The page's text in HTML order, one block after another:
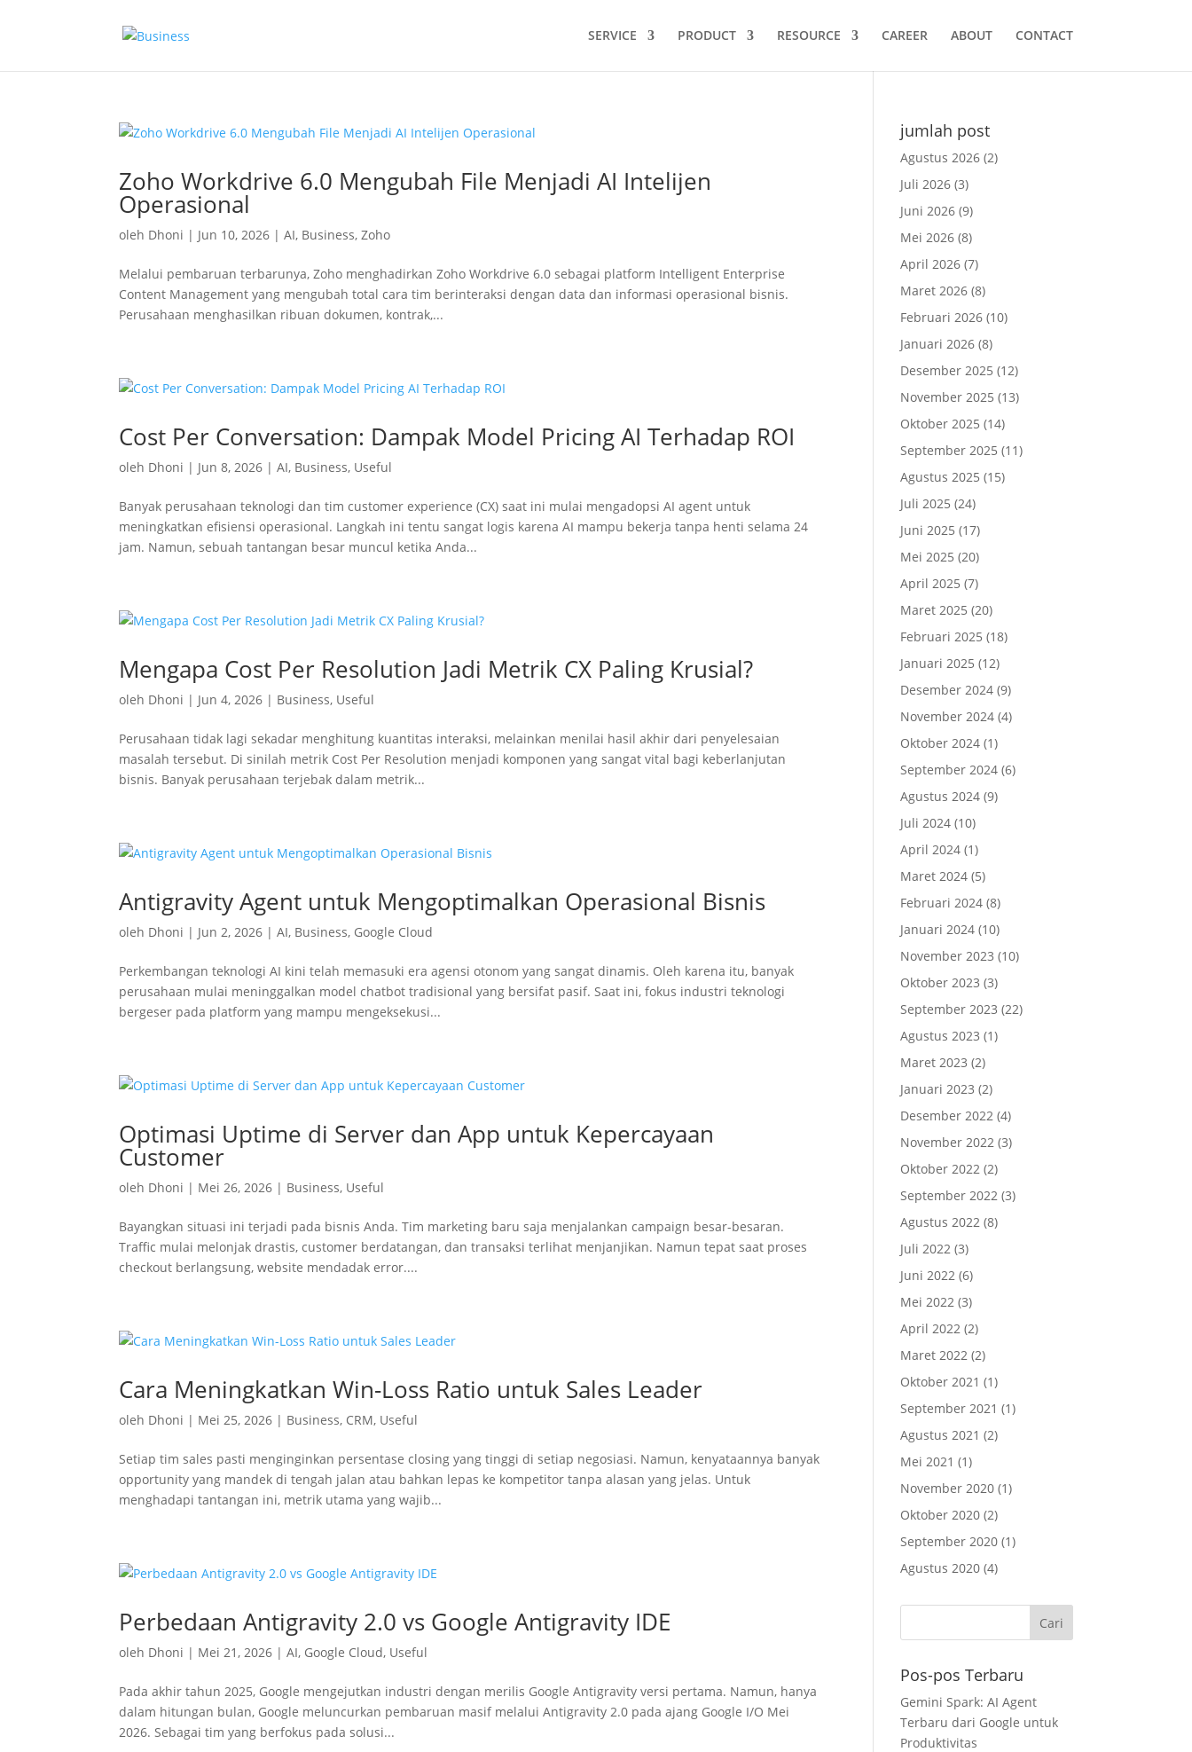
SERVICE PRODUCT RESOURCE CAREER ABOUT CONTACT
Zoho Workdrive 6.0 Mengubah File Menjadi AI Intelijen
Operasional
oleh Dhoni | Jun 10, 2026 |AI, Business,Zoho
Melalui pembaruan terbarunya, Zoho menghadirkan Zoho Workdrive 6.0 sebagai platform Intelligent Enterprise
Content Management yang mengubah total cara tim berinteraksi dengan data dan informasi operasional bisnis.
Perusahaan menghasilkan ribuan dokumen, kontrak,...
Cost Per Conversation: Dampak Model Pricing AI Terhadap ROI
oleh Dhoni | Jun 8, 2026 |AI, Business, Useful
Banyak perusahaan teknologi dan tim customer experience (CX) saat ini mulai mengadopsi AI agent untuk
meningkatkan efisiensi operasional. Langkah ini tentu sangat logis karena AI mampu bekerja tanpa henti selama 24
jam. Namun, sebuah tantangan besar muncul ketika Anda...
Mengapa Cost Per Resolution Jadi Metrik CX Paling Krusial?
oleh Dhoni | Jun 4, 2026 | Business, Useful
Perusahaan tidak lagi sekadar menghitung kuantitas interaksi, melainkan menilai hasil akhir dari penyelesaian
masalah tersebut. Di sinilah metrik Cost Per Resolution menjadi komponen yang sangat vital bagi keberlanjutan
bisnis. Banyak perusahaan terjebak dalam metrik...
Antigravity Agent untuk Mengoptimalkan Operasional Bisnis
oleh Dhoni | Jun 2, 2026 |AI, Business, Google Cloud
Perkembangan teknologi AI kini telah memasuki era agensi otonom yang sangat dinamis. Oleh karena itu, banyak
perusahaan mulai meninggalkan model chatbot tradisional yang bersifat pasif. Saat ini, fokus industri teknologi
bergeser pada platform yang mampu mengeksekusi...
Optimasi Uptime di Server dan App untuk Kepercayaan
Customer
oleh Dhoni | Mei 26, 2026 | Business, Useful
Bayangkan situasi ini terjadi pada bisnis Anda. Tim marketing baru saja menjalankan campaign besar-besaran.
Traffic mulai melonjak drastis, customer berdatangan, dan transaksi terlihat menjanjikan. Namun tepat saat proses
checkout berlangsung, website mendadak error....
Cara Meningkatkan Win-Loss Ratio untuk Sales Leader
oleh Dhoni | Mei 25, 2026 | Business, CRM, Useful
Setiap tim sales pasti menginginkan persentase closing yang tinggi di setiap negosiasi. Namun, kenyataannya banyak
opportunity yang mandek di tengah jalan atau bahkan lepas ke kompetitor tanpa alasan yang jelas. Untuk
menghadapi tantangan ini, metrik utama yang wajib...
Perbedaan Antigravity 2.0 vs Google Antigravity IDE
oleh Dhoni | Mei 21, 2026 |AI, Google Cloud, Useful
Pada akhir tahun 2025, Google mengejutkan industri dengan merilis Google Antigravity versi pertama. Namun, hanya
dalam hitungan bulan, Google meluncurkan pembaruan masif melalui Antigravity 2.0 pada ajang Google I/O Mei
2026. Sebagai tim yang berfokus pada solusi...
jumlah post
Agustus 2026 (2)
Juli 2026 (3)
Juni 2026 (9)
Mei 2026 (8)
April 2026 (7)
Maret 2026 (8)
Februari 2026 (10)
Januari 2026 (8)
Desember 2025 (12)
November 2025 (13)
Oktober 2025 (14)
September 2025 (11)
Agustus 2025 (15)
Juli 2025 (24)
Juni 2025 (17)
Mei 2025 (20)
April 2025 (7)
Maret 2025 (20)
Februari 2025 (18)
Januari 2025 (12)
Desember 2024 (9)
November 2024 (4)
Oktober 2024 (1)
September 2024 (6)
Agustus 2024 (9)
Juli 2024 (10)
April 2024 (1)
Maret 2024 (5)
Februari 2024 (8)
Januari 2024 (10)
November 2023 (10)
Oktober 2023 (3)
September 2023 (22)
Agustus 2023 (1)
Maret 2023 (2)
Januari 2023 (2)
Desember 2022 (4)
November 2022 (3)
Oktober 2022 (2)
September 2022 (3)
Agustus 2022 (8)
Juli 2022 (3)
Juni 2022 (6)
Mei 2022 (3)
April 2022 (2)
Maret 2022 (2)
Oktober 2021 (1)
September 2021 (1)
Agustus 2021 (2)
Mei 2021 (1)
November 2020 (1)
Oktober 2020 (2)
September 2020 (1)
Agustus 2020 (4)
Pos-pos Terbaru
Gemini Spark: AI Agent
Terbaru dari Google untuk
Produktivitas